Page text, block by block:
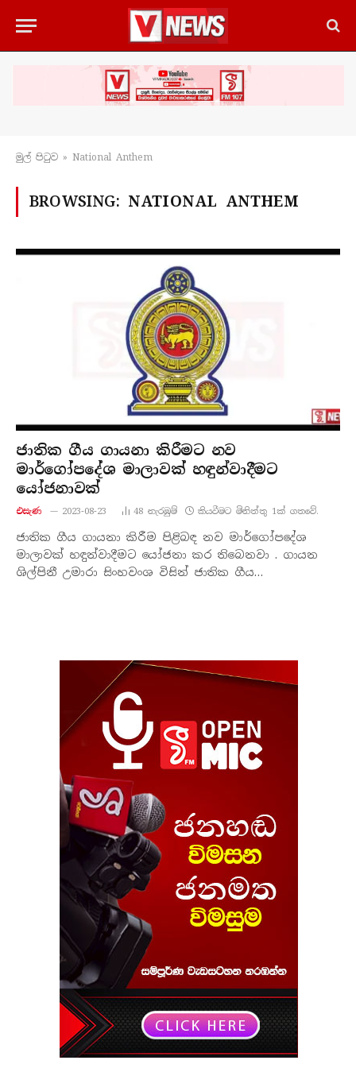
මුල් පිටු​ව » National Anthem
BROWSING: NATIONAL ANTHEM
ජාතික ගීය ගායනා කිරීමට නව
මාර්ගෝපදේශ මාලාවක් හඳුන්වාදීමට
යෝජනාවක්
එසැණ 2023-08-23 48 නැරඹු​ම් කියවීමට මිනිත්තු 1ක් ගතවේ.
ජාතික ගීය ගායනා කිරීම පිළිබඳ නව මාර්ගෝපදේශ
මාලාවක් හඳුන්වාදීමට යෝජනා කර තිබෙනවා . ගායන
ශිල්පිනී උමාරා සිංහවංශ විසින් ජාතික ගීය…